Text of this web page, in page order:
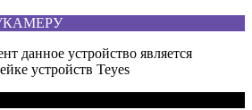
данное устройство является
устройств Teyes